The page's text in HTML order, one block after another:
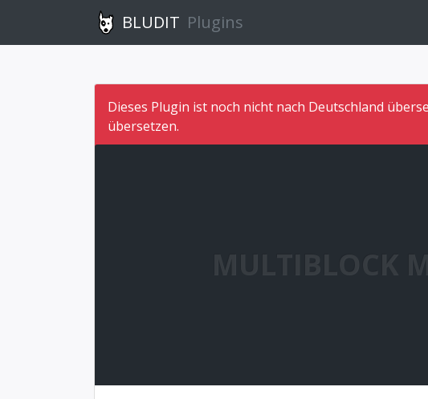
BLUDIT Plugins
Dieses Plugin ist noch nicht nach Deutschland
übersetzen.
MULTIBLOCK